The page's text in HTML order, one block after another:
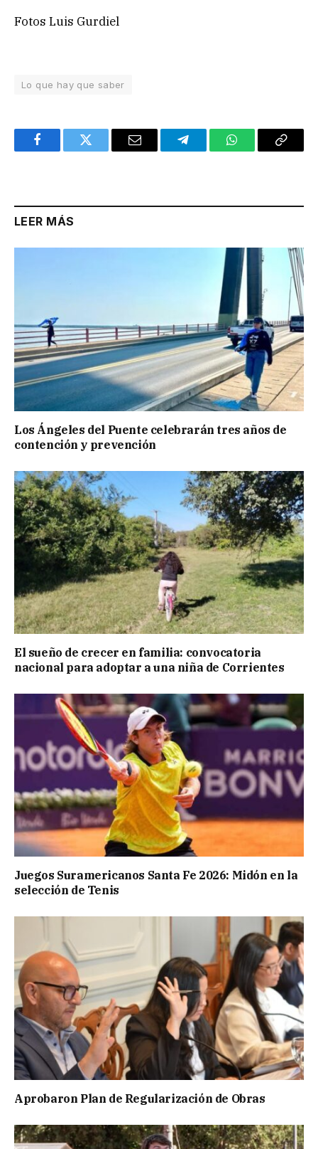
Fotos Luis Gurdiel
Lo que hay que saber
FacebookTwitter Email TelegramWhatsAppCopy
LEER MÁS
Los Ángeles del Puente celebrarán tres años de
contención y prevención
El sueño de crecer en familia: convocatoria
nacional para adoptar a una niña de Corrientes
Juegos Suramericanos Santa Fe 2026: Midón en la
selección de Tenis
Aprobaron Plan de Regularización de Obras